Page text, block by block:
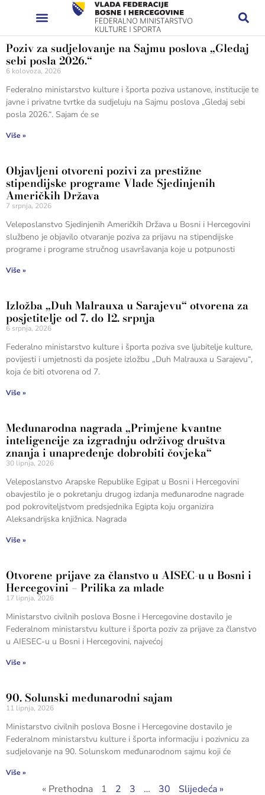
Poziv za sudjelovanje na Sajmu poslova „Gledaj
sebi posla 2026.“
6 kolovoza, 2026
Federalno ministarstvo kulture i športa poziva ustanove, institucije te
javne i privatne tvrtke da sudjeluju na Sajmu poslova „Gledaj sebi
posla 2026.“. Sajam će se
Više »
Objavljeni otvoreni pozivi za prestižne
stipendijske programe Vlade Sjedinjenih
Američkih Država
7 srpnja, 2026
Veleposlanstvo Sjedinjenih Američkih Država u Bosni i Hercegovini
službeno je objavilo otvaranje poziva za prijavu na stipendijske
programe i programe stručnog usavršavanja koje u potpunosti
Više »
Izložba „Duh Malrauxa u Sarajevu“ otvorena za
posjetitelje od 7. do 12. srpnja
6 srpnja, 2026
Federalno ministarstvo kulture i športa poziva sve ljubitelje kulture,
povijesti i umjetnosti da posjete izložbu „Duh Malrauxa u Sarajevu“,
koja će biti otvorena od 7.
Više »
Međunarodna nagrada „Primjene kvantne
inteligencije za izgradnju održivog društva
znanja i unapređenje dobrobiti čovjeka“
30 lipnja, 2026
Veleposlanstvo Arapske Republike Egipat u Bosni i Hercegovini
obavjestilo je o pokretanju drugog izdanja međunarodne nagrade
pod pokroviteljstvom predsjednika Egipta koju organizira
Aleksandrijska knjižnica. Nagrada
Više »
Otvorene prijave za članstvo u AISEC-u u Bosni i
Hercegovini – Prilika za mlade
17 lipnja, 2026
Ministarstvo civilnih poslova Bosne i Hercegovine dostavilo je
Federalnom ministarstvu kulture i športa poziv za prijave za članstvo
u AIESEC-u u Bosni i Hercegovini, najvećoj
Više »
90. Solunski međunarodni sajam
11 lipnja, 2026
Ministarstvo civilnih poslova Bosne i Hercegovine dostavilo je
Federalnom ministarstvu kulture i športa informaciju i pozivnicu za
sudjelovanje na 90. Solunskom međunarodnom sajmu koji će
Više »
« Prethodna 1 2 3 … 30 Slijedeća »